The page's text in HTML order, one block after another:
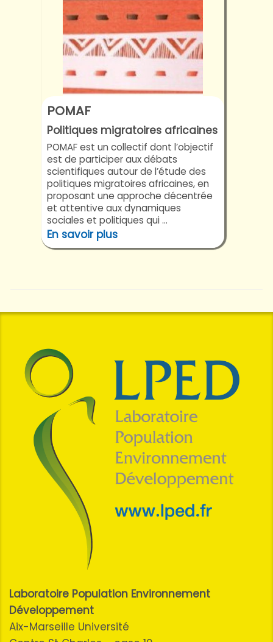
POMAF
Politiques migratoires africaines
POMAF est un collectif dont l’objectif
est de participer aux débats
scientifiques autour de l’étude des
politiques migratoires africaines, en
proposant une approche décentrée
et attentive aux dynamiques
sociales et politiques qui ...
En savoir plus
Laboratoire Population Environnement
Développement
Aix-Marseille Université